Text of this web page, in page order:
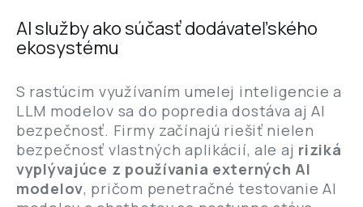
AI služby ako súčasť dodávateľského
ekosystému
S rastúcim využívaním umelej inteligencie a
LLM modelov sa do popredia dostáva aj AI
bezpečnosť. Firmy začínajú riešiť nielen
bezpečnosť vlastných aplikácií, ale aj riziká
vyplývajúce z používania externých AI
modelov, pričom penetračné testovanie AI